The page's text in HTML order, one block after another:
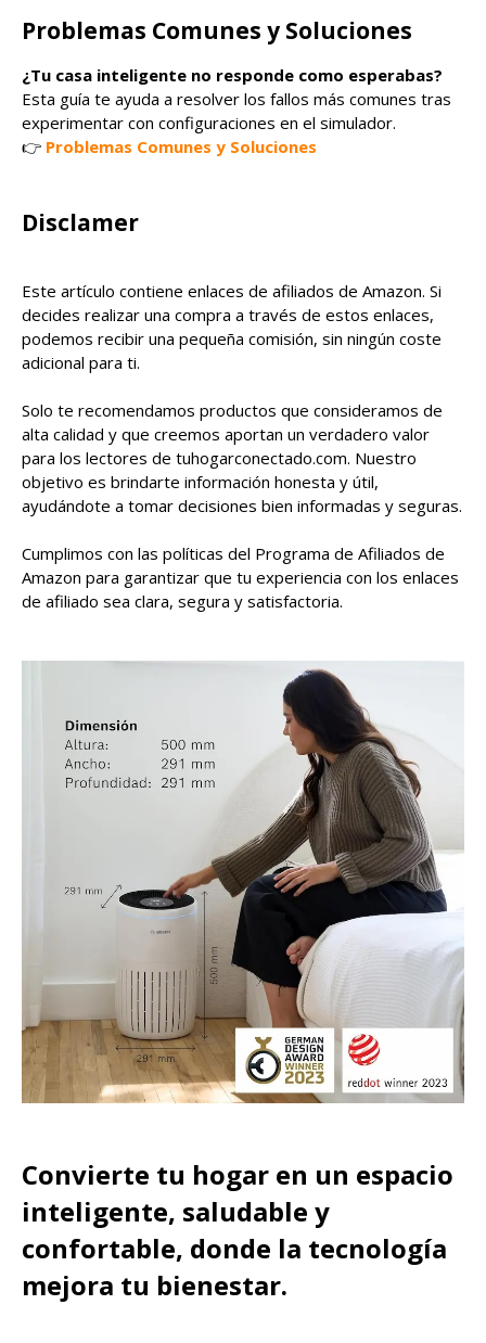
Problemas Comunes y Soluciones
¿Tu casa inteligente no responde como esperabas?
Esta guía te ayuda a resolver los fallos más comunes tras
experimentar con configuraciones en el simulador.
👉 Problemas Comunes y Soluciones
Disclamer
Este artículo contiene enlaces de afiliados de Amazon. Si
decides realizar una compra a través de estos enlaces,
podemos recibir una pequeña comisión, sin ningún coste
adicional para ti.
Solo te recomendamos productos que consideramos de
alta calidad y que creemos aportan un verdadero valor
para los lectores de tuhogarconectado.com. Nuestro
objetivo es brindarte información honesta y útil,
ayudándote a tomar decisiones bien informadas y seguras.
Cumplimos con las políticas del Programa de Afiliados de
Amazon para garantizar que tu experiencia con los enlaces
de afiliado sea clara, segura y satisfactoria.
Convierte tu hogar en un espacio
inteligente, saludable y
confortable, donde la tecnología
mejora tu bienestar.